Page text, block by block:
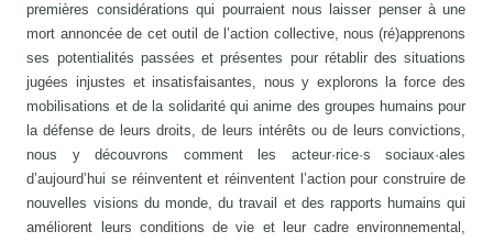
premières considérations qui pourraient nous laisser penser à une
mort annoncée de cet outil de l’action collective, nous (ré)apprenons
ses potentialités passées et présentes pour rétablir des situations
jugées injustes et insatisfaisantes, nous y explorons la force des
mobilisations et de la solidarité qui anime des groupes humains pour
la défense de leurs droits, de leurs intérêts ou de leurs convictions,
nous y découvrons comment les acteur·rice·s sociaux·ales
d’aujourd’hui se réinventent et réinventent l’action pour construire de
nouvelles visions du monde, du travail et des rapports humains qui
améliorent leurs conditions de vie et leur cadre environnemental,